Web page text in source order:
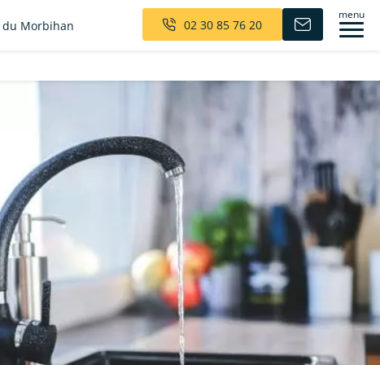
menu
du Morbihan 02 30 85 76 20